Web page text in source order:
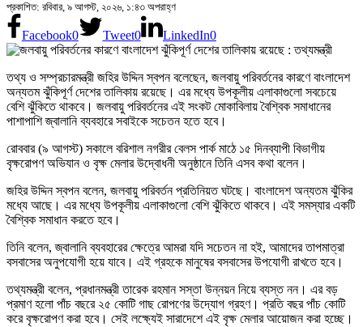
প্রকাশিত: রবিবার, ৯ আগস্ট, ২০২৬, ১:৪৩ অপরাহ্ণ
Facebook0 Tweet0 LinkedIn0
তথ্য ও সম্প্রচারমন্ত্রী জহির উদ্দিন স্বপন বলেছেন, জলবায়ু পরিবর্তনের কারণে বাংলাদেশ
অন্যতম ঝুঁকিপূর্ণ দেশের তালিকায় রয়েছে। এর মধ্যে উপকূলীয় এলাকাগুলো সবচেয়ে
বেশি ঝুঁকিতে থাকবে। জলবায়ু পরিবর্তনের এই সংকট মোকাবিলায় বৈশ্বিক সমাধানের
পাশাপাশি জ্বালানি ব্যবহারে সবাইকে সচেতন হতে হবে।
রোববার (৯ আগস্ট) সকালে বরিশাল নগরীর বেলস পার্ক মাঠে ১৫ দিনব্যাপী বিভাগীয়
বৃক্ষরোপণ অভিযান ও বৃক্ষ মেলার উদ্বোধনী অনুষ্ঠানে তিনি এসব কথা বলেন।
জহির উদ্দিন স্বপন বলেন, জলবায়ু পরিবর্তন প্রতিনিয়ত ঘটছে। বাংলাদেশ অন্যতম ঝুঁকির
মধ্যে আছে। এর মধ্যে উপকূলীয় এলাকাগুলো বেশি ঝুঁকিতে থাকবে। এই সমস্যার একটি
বৈশ্বিক সমাধান করতে হবে।
তিনি বলেন, জ্বালানি ব্যবহারের ক্ষেত্রে আমরা যদি সচেতন না হই, আমাদের তাপমাত্রা
বসবাসের অনুপযোগী হয়ে যাবে। এই গ্রহকে মানুষের বসবাসের উপযোগী রাখতে হবে।
তথ্যমন্ত্রী বলেন, প্রধানমন্ত্রী তারেক রহমান সস্তা উন্নয়ন নিয়ে ব্যস্ত নন। এর বড়
প্রমাণ হলো পাঁচ বছরে ২৫ কোটি গাছ রোপণের উদ্যোগ গ্রহণ। প্রতি বছর পাঁচ কোটি
করে বৃক্ষরোপণ করা হবে। সেই লক্ষ্যেই সারাদেশে এই বৃক্ষ মেলার আয়োজন করা হচ্ছে।